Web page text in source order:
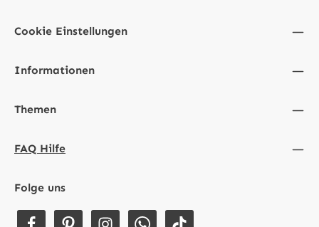
Cookie Einstellungen
Informationen
Themen
FAQ Hilfe
Folge uns